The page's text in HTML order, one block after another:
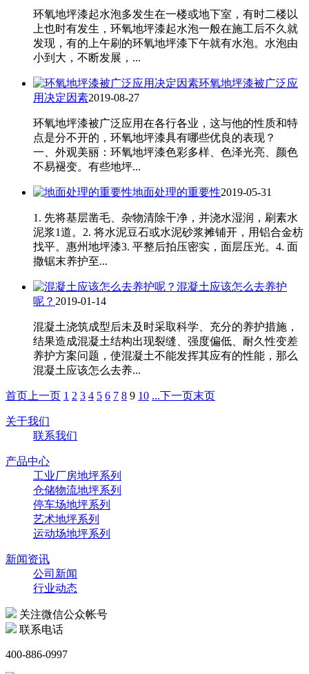
环氧地坪漆起水泡多发生在一楼或地下室，有时二楼以
上也时有发生，环氧地坪漆起水泡一般在施工后不久就
发现，有的上午刷的环氧地坪漆下午就有水泡。水泡由
小到大，不断发展，...
环氧地坪漆被广泛应
用决定因素2019-08-27
环氧地坪漆被广泛应用在各行各业，这与他的性质和特
点是分不开的，环氧地坪漆具有哪些优良的表现？
一、外观美丽：环氧地坪漆色彩多样、色泽光亮、颜色
不易褪变。有些地坪...
地面处理的重要性2019-05-31
1. 先将基层凿毛、杂物清除干净，并浇水湿润，刷素水
泥浆1道。2. 将水泥豆石或水泥砂浆摊铺开，用铝合金枋
找平。惠州地坪漆3. 平整后拍压密实，面层压光。4. 面
撒锯末养护至...
混凝土应该怎么去养护
呢？ 2019-01-14
混凝土浇筑成型后未及时采取科学、充分的养护措施，
结果造成混凝土结构出现裂缝、强度偏低、耐久性变差
养护方案问题，使混凝土不能发挥其应有的性能，那么
混凝土应该怎么去养...
首页 上一页 1 2 3 4 5 6 7 8 9 10 ...下一页末页
关于我们
联系我们
产品中心
工业厂房地坪系列
仓储物流地坪系列
停车场地坪系列
艺术地坪系列
运动场地坪系列
新闻资讯
公司新闻
行业动态
关注微信公众帐号
联系电话
400-886-0997